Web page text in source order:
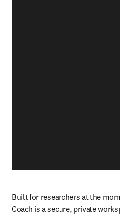
Built for researchers at the
Coach is a secure, private